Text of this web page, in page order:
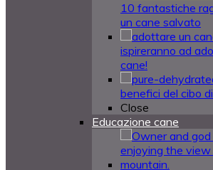
10 fantastiche
un cane salvato
ispireranno ad
cane!
benefici del cibo
Close
Educazione cane